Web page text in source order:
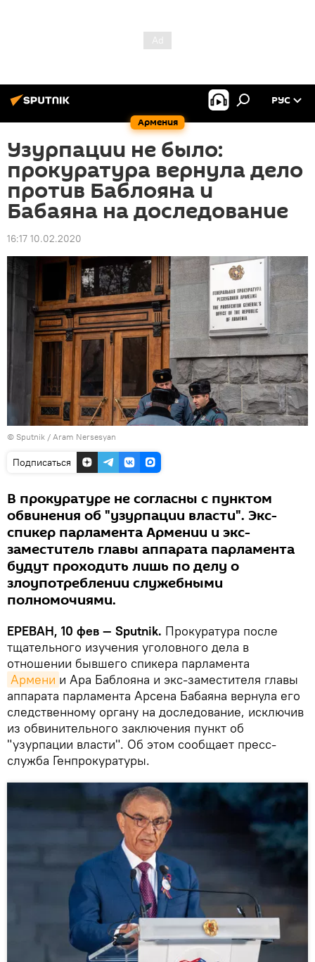
Армения
РУС
Узурпации не было:
прокуратура вернула дело
против Баблояна и
Бабаяна на доследование
16:17 10.02.2020
© Sputnik / Aram Nersesyan
Подписаться
В прокуратуре не согласны с пунктом
обвинения об "узурпации власти". Экс-
спикер парламента Армении и экс-
заместитель главы аппарата парламента
будут проходить лишь по делу о
злоупотреблении служебными
полномочиями.
ЕРЕВАН, 10 фев — Sputnik. Прокуратура после
тщательного изучения уголовного дела в
отношении бывшего спикера парламента
Армени и Ара Баблояна и экс-заместителя главы
аппарата парламента Арсена Бабаяна вернула его
следственному органу на доследование, исключив
из обвинительного заключения пункт об
"узурпации власти". Об этом сообщает пресс-
служба Генпрокуратуры.